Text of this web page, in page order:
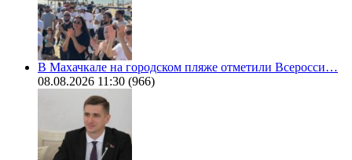
В Махачкале на городском пляже отметили Всеросси…
08.08.2026 11:30 (966)